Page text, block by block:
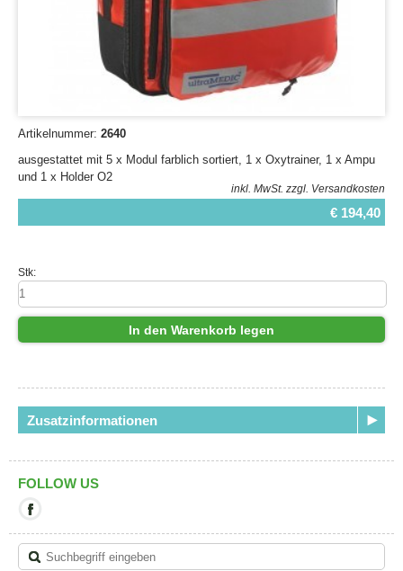
Artikelnummer: 2640
ausgestattet mit 5 x Modul farblich sortiert, 1 x Oxytrainer, 1 x Ampu
und 1 x Holder O2
inkl. MwSt. zzgl. Versandkosten
€ 194,40
Stk:
In den Warenkorb legen
Zusatzinformationen
FOLLOW US
Link
verlassen
Sie